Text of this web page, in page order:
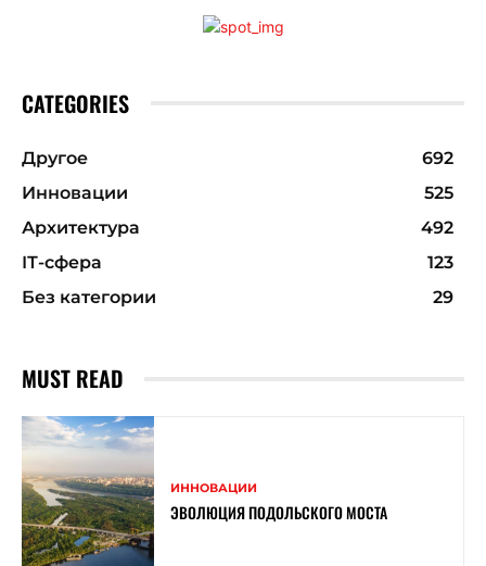
CATEGORIES
Другое
692
Инновации
525
Архитектура
492
ІТ-сфера
123
Без категории
29
MUST READ
ИННОВАЦИИ
ЭВОЛЮЦИЯ ПОДОЛЬСКОГО МОСТА